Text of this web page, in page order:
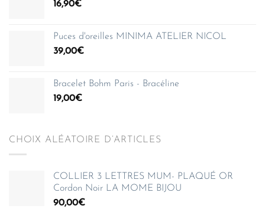
16,90€
Puces d'oreilles MINIMA ATELIER NICOL
39,00€
Bracelet Bohm Paris - Bracéline
19,00€
CHOIX ALÉATOIRE D’ARTICLES
COLLIER 3 LETTRES MUM- PLAQUÉ OR
Cordon Noir LA MOME BIJOU
90,00€